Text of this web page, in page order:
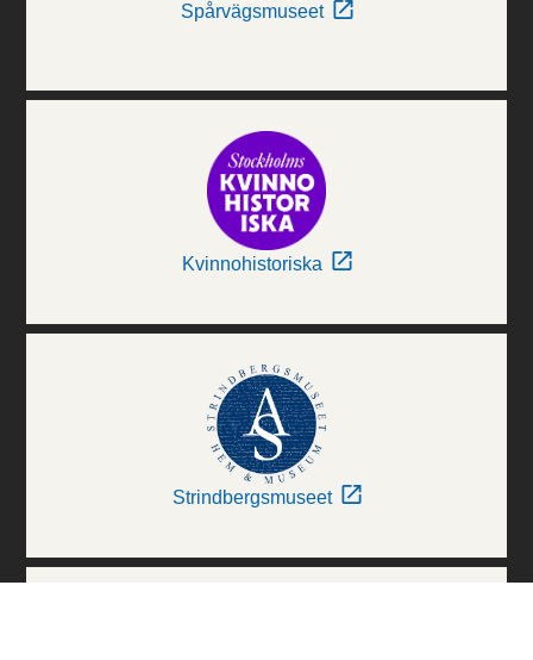
Spårvägsmuseet
Kvinnohistoriska
Strindbergsmuseet